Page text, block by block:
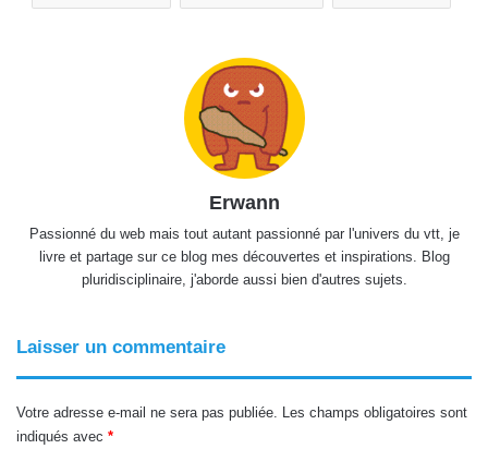
Erwann
Passionné du web mais tout autant passionné par l'univers du vtt, je
livre et partage sur ce blog mes découvertes et inspirations. Blog
pluridisciplinaire, j'aborde aussi bien d'autres sujets.
Laisser un commentaire
Votre adresse e-mail ne sera pas publiée. Les champs obligatoires sont
indiqués avec *